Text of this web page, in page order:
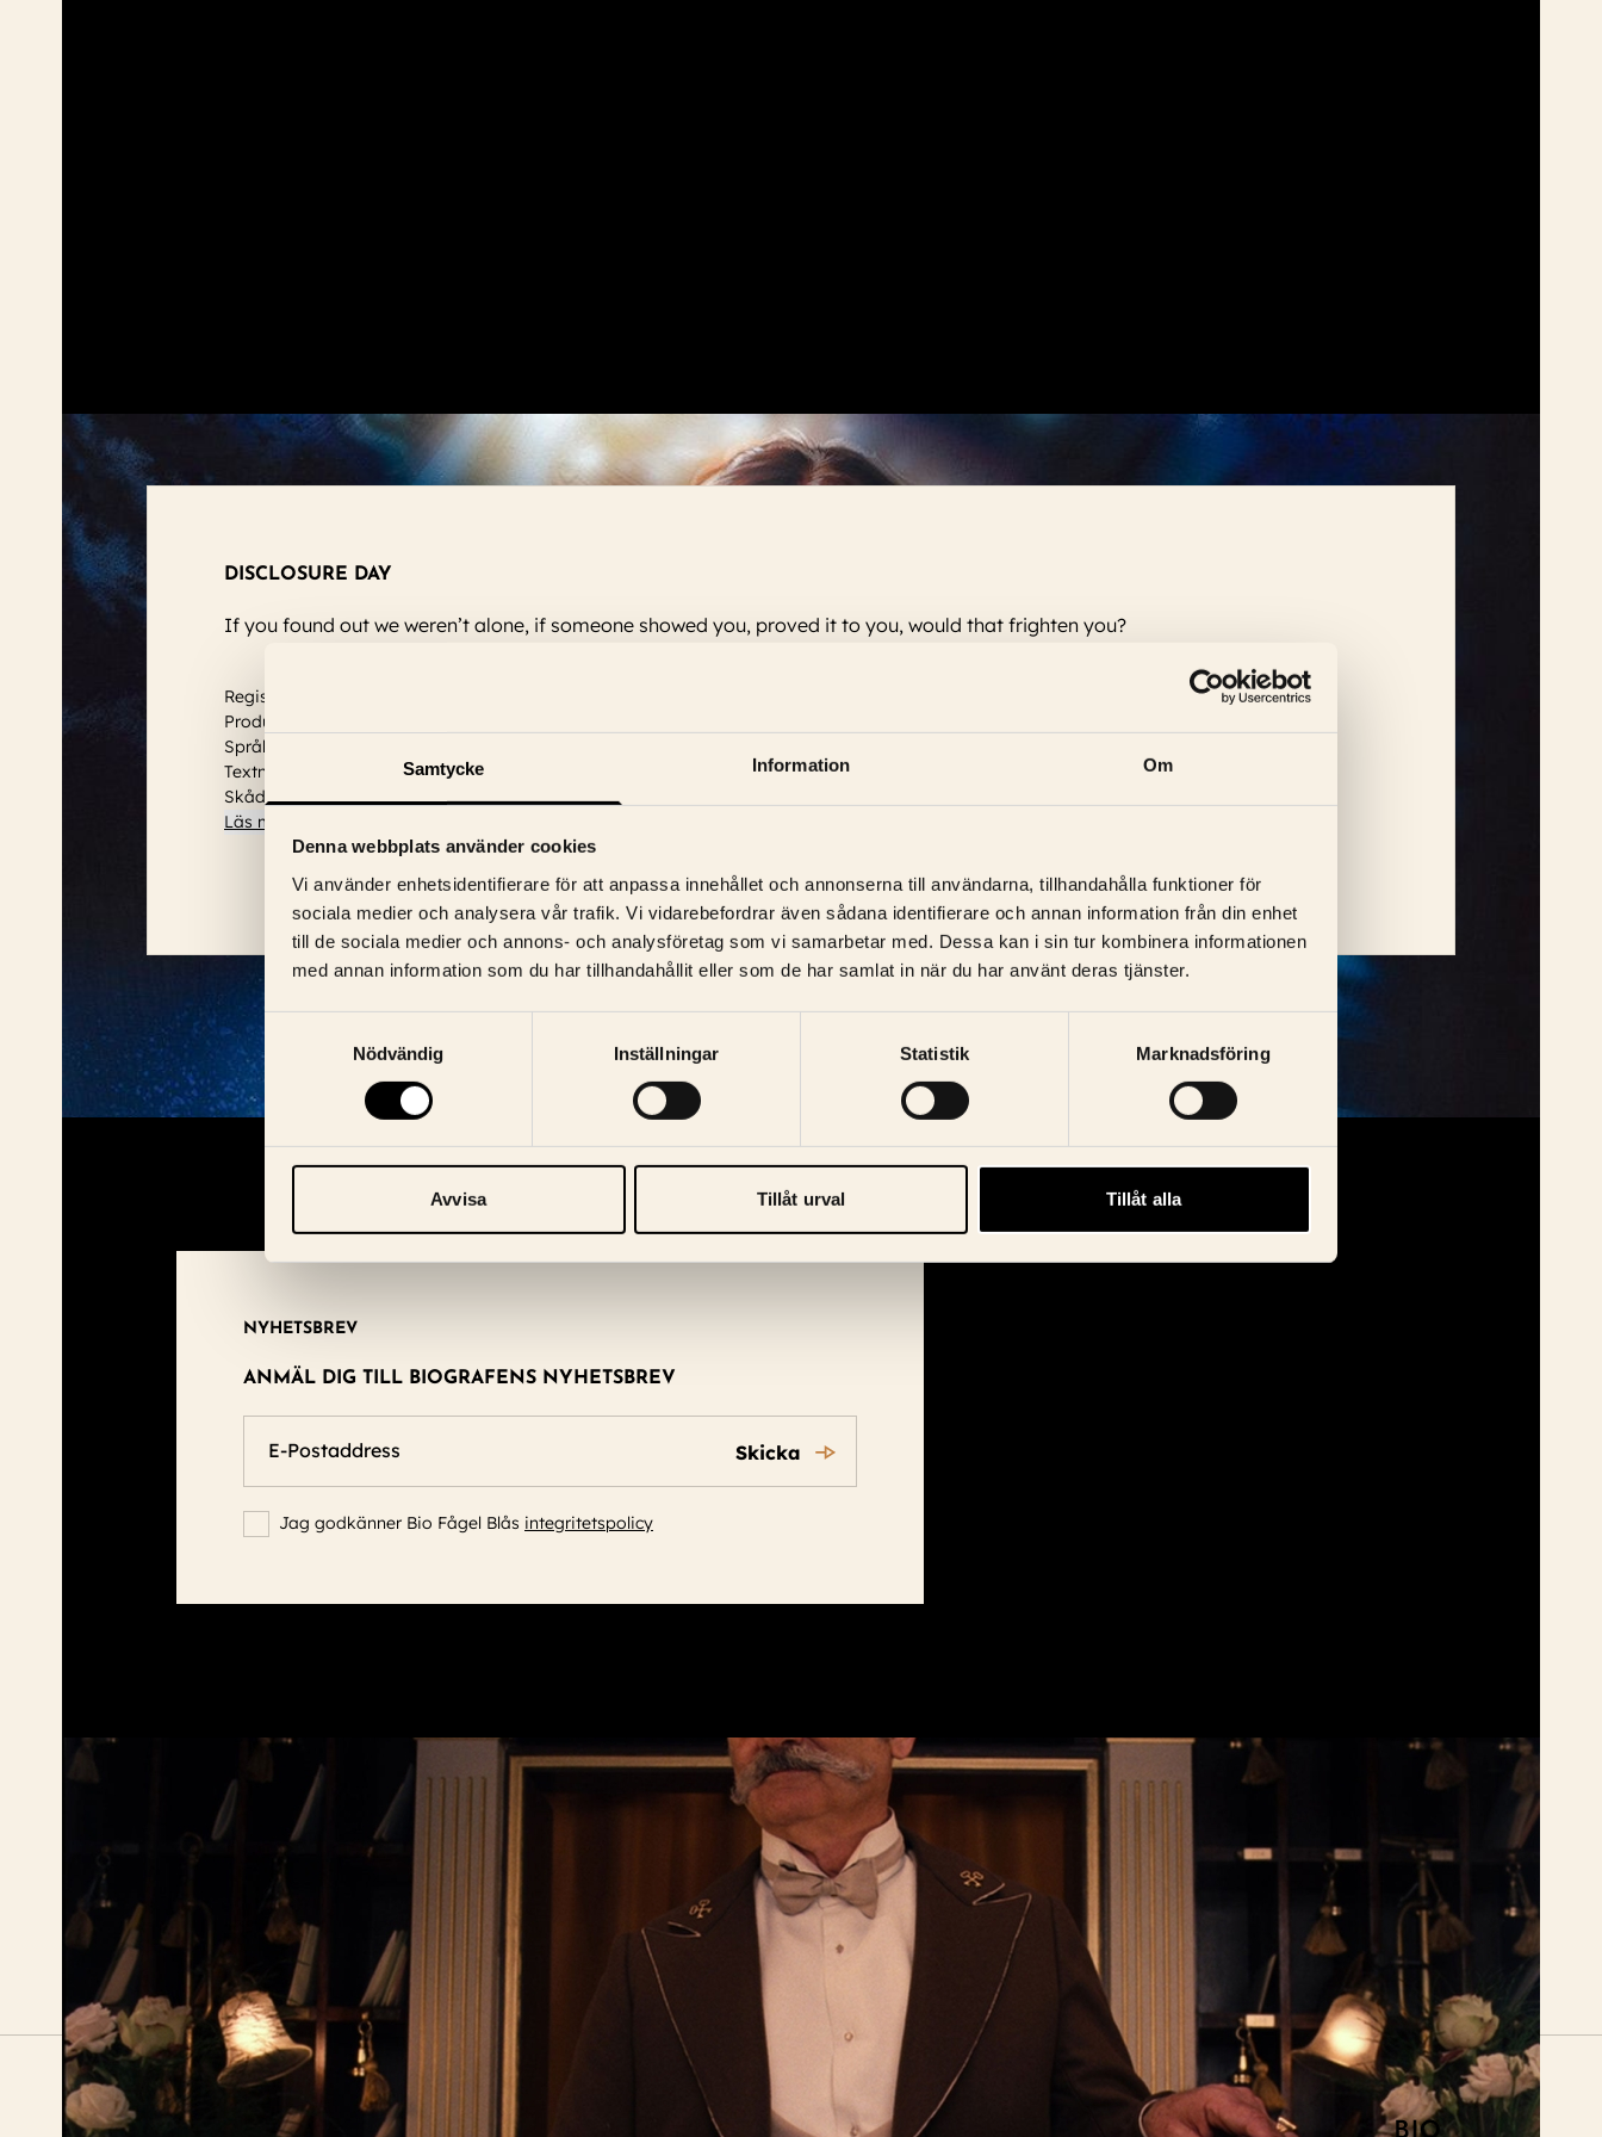
Samtycke Information Om
Denna webbplats använder cookies
Vi använder enhetsidentifierare för att anpassa innehållet och annonserna till användarna, tillhandahålla funktioner för
sociala medier och analysera vår trafik. Vi vidarebefordrar även sådana identifierare och annan information från din enhet
till de sociala medier och annons- och analysföretag som vi samarbetar med. Dessa kan i sin tur kombinera informationen
med annan information som du har tillhandahållit eller som de har samlat in när du har använt deras tjänster.
Nödvändig
Inställningar Statistik Marknadsföring
Avvisa Tillåt urval Tillåt alla
DISCLOSURE DAY
If you found out we weren’t alone, if someone showed you, proved it to you, would that frighten you?
Regissör: Steven Spielberg
Produktionsår: 2026
Språk: Engelska
Textning: Svensk
Skådespelare:Josh O'Connor, Colin Firth, Emily Blunt, Wyatt Russell, Eve Hewson, Colman Domingo, Henry Lloyd-Hughes, Michael Gaston
Läs mer
NYHETSBREV
ANMÄL DIG TILL BIOGRAFENS NYHETSBREV
Skicka
Jag godkänner Bio Fågel Blås integritetspolicy
Bio Fågel Blå